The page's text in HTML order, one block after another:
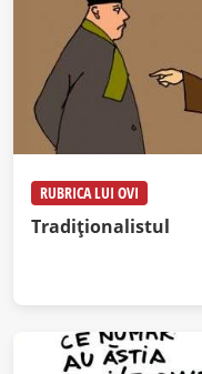
RUBRICA LUI OVI
Tradiţionalistul